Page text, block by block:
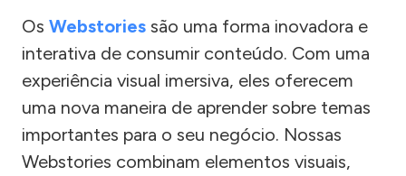
Os Webstories são uma forma inovadora e
interativa de consumir conteúdo. Com uma
experiência visual imersiva, eles oferecem
uma nova maneira de aprender sobre temas
importantes para o seu negócio. Nossas
Webstories combinam elementos visuais,